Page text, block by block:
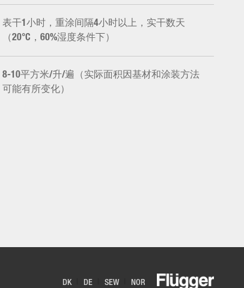
表干1小时，重涂间隔4小时以上，实干数天
（20°C，60%湿度条件下）
8-10平方米/升/遍（实际面积因基材和涂装方法
可能有所变化）
DK DE SEW NOR